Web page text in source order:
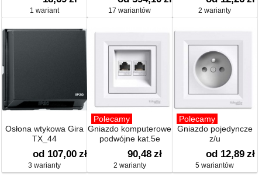
1 wariant 17 wariantów 2 warianty
Osłona wtykowa Gira
TX_44
od 107,00 zł
3 warianty
Polecamy
Gniazdo komputerowe
podwójne kat.5e
90,48 zł
2 warianty
Polecamy
Gniazdo pojedyncze
z/u
od 12,89 zł
5 wariantów